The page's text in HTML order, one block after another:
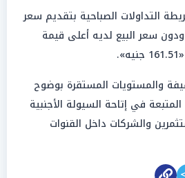
التداولات الصباحية بتقديم سعر
جنيه»، ودون سعر البيع لديه أعلى قيمة
والمستويات المستقرة بوضوح
في إتاحة السيولة الأجنبية
والشركات داخل القنوات